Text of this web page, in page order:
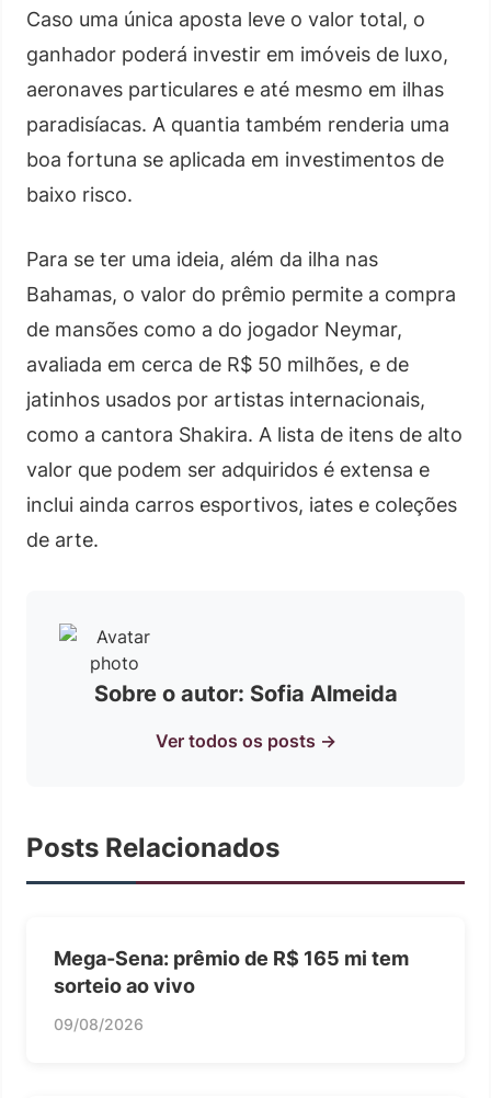
Caso uma única aposta leve o valor total, o
ganhador poderá investir em imóveis de luxo,
aeronaves particulares e até mesmo em ilhas
paradisíacas. A quantia também renderia uma
boa fortuna se aplicada em investimentos de
baixo risco.
Para se ter uma ideia, além da ilha nas
Bahamas, o valor do prêmio permite a compra
de mansões como a do jogador Neymar,
avaliada em cerca de R$ 50 milhões, e de
jatinhos usados por artistas internacionais,
como a cantora Shakira. A lista de itens de alto
valor que podem ser adquiridos é extensa e
inclui ainda carros esportivos, iates e coleções
de arte.
Sobre o autor: Sofia Almeida
Ver todos os posts →
Posts Relacionados
Mega-Sena: prêmio de R$ 165 mi tem
sorteio ao vivo
09/08/2026